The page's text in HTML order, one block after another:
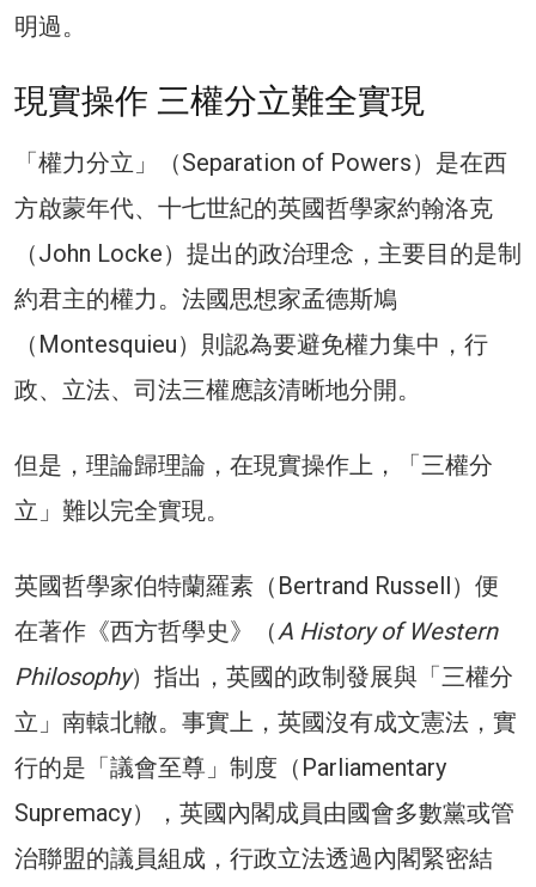
明過。
現實操作 三權分立難全實現
「權力分立」（Separation of Powers）是在西
方啟蒙年代、十七世紀的英國哲學家約翰洛克
（John Locke）提出的政治理念，主要目的是制
約君主的權力。法國思想家孟德斯鳩
（Montesquieu）則認為要避免權力集中，行
政、立法、司法三權應該清晰地分開。
但是，理論歸理論，在現實操作上，「三權分
立」難以完全實現。
英國哲學家伯特蘭羅素（Bertrand Russell）便
在著作《西方哲學史》（A History of Western
Philosophy）指出，英國的政制發展與「三權分
立」南轅北轍。事實上，英國沒有成文憲法，實
行的是「議會至尊」制度（Parliamentary
Supremacy），英國內閣成員由國會多數黨或管
治聯盟的議員組成，行政立法透過內閣緊密結